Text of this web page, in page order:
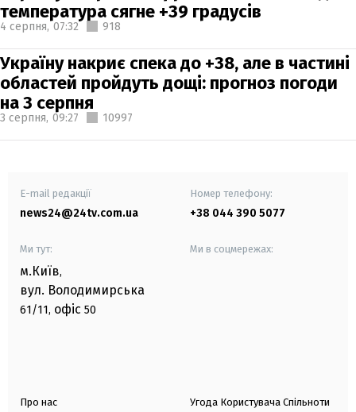
температура сягне +39 градусів
4 серпня, 07:32 918
Україну накриє спека до +38, але в частині
областей пройдуть дощі: прогноз погоди
на 3 серпня
3 серпня, 09:27 10997
E-mail редакції
news24@24tv.com.ua
Номер телефону:
+38 044 390 5077
Ми тут:
м.Київ,
вул. Володимирська
61/11, офіс 50
Ми в соцмережах:
Про нас Угода Користувача Спільноти